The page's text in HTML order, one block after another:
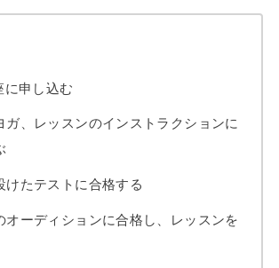
に申し込む
ガ、レッスンのインストラクションに
けたテストに合格する
オーディションに合格し、レッスンを